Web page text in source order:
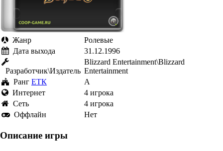
Жанр
Ролевые
Дата выхода
31.12.1996
Разработчик\Издатель
Blizzard Entertainment\Blizzard
Entertainment
Ранг ЕТК
A
Интернет
4 игрока
Cеть
4 игрока
Оффлайн
Нет
Описание игры